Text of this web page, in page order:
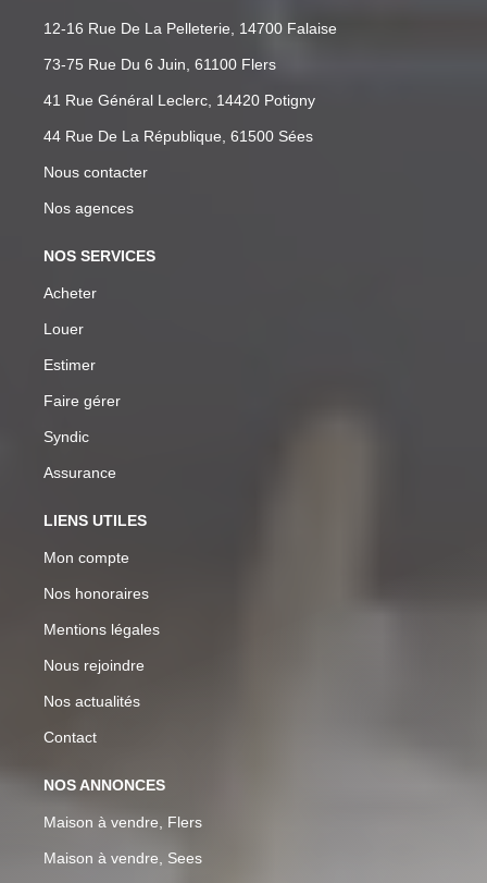
12-16 Rue De La Pelleterie, 14700 Falaise
73-75 Rue Du 6 Juin, 61100 Flers
41 Rue Général Leclerc, 14420 Potigny
44 Rue De La République, 61500 Sées
Nous contacter
Nos agences
NOS SERVICES
Acheter
Louer
Estimer
Faire gérer
Syndic
Assurance
LIENS UTILES
Mon compte
Nos honoraires
Mentions légales
Nous rejoindre
Nos actualités
Contact
NOS ANNONCES
Maison à vendre, Flers
Maison à vendre, Sees